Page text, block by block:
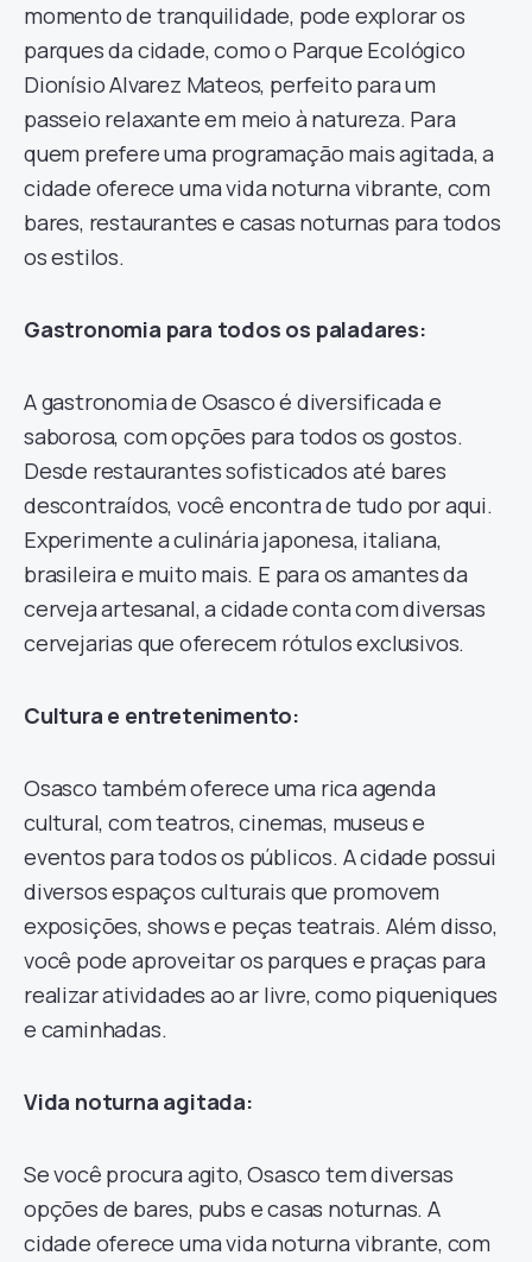
momento de tranquilidade, pode explorar os
parques da cidade, como o Parque Ecológico
Dionísio Alvarez Mateos, perfeito para um
passeio relaxante em meio à natureza. Para
quem prefere uma programação mais agitada, a
cidade oferece uma vida noturna vibrante, com
bares, restaurantes e casas noturnas para todos
os estilos.
Gastronomia para todos os paladares:
A gastronomia de Osasco é diversificada e
saborosa, com opções para todos os gostos.
Desde restaurantes sofisticados até bares
descontraídos, você encontra de tudo por aqui.
Experimente a culinária japonesa, italiana,
brasileira e muito mais. E para os amantes da
cerveja artesanal, a cidade conta com diversas
cervejarias que oferecem rótulos exclusivos.
Cultura e entretenimento:
Osasco também oferece uma rica agenda
cultural, com teatros, cinemas, museus e
eventos para todos os públicos. A cidade possui
diversos espaços culturais que promovem
exposições, shows e peças teatrais. Além disso,
você pode aproveitar os parques e praças para
realizar atividades ao ar livre, como piqueniques
e caminhadas.
Vida noturna agitada:
Se você procura agito, Osasco tem diversas
opções de bares, pubs e casas noturnas. A
cidade oferece uma vida noturna vibrante, com